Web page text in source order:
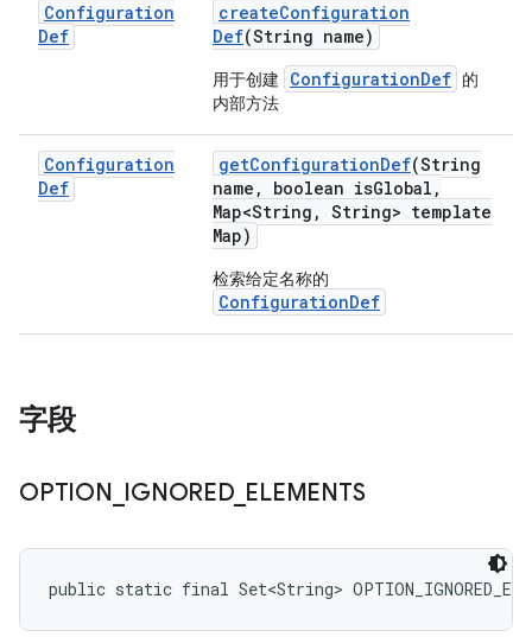
Configuration
Def
createConfiguration
Def(String name)
用于创建 ConfigurationDef 的
内部方法
Configuration
Def
getConfigurationDef(String
name , boolean isGlobal ,
Map<String , String> template
Map)
检索给定名称的
ConfigurationDef
字段
OPTION IGNORED_ ELEMENTS
public static final Set<String>